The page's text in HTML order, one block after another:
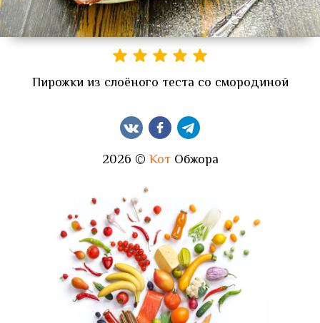
Пирожки из слоёного теста со смородиной
2026 © КотОбжора